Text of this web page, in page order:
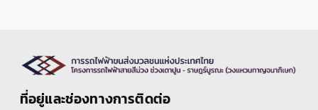
ที่อยู่และช่องทางการติดต่อ